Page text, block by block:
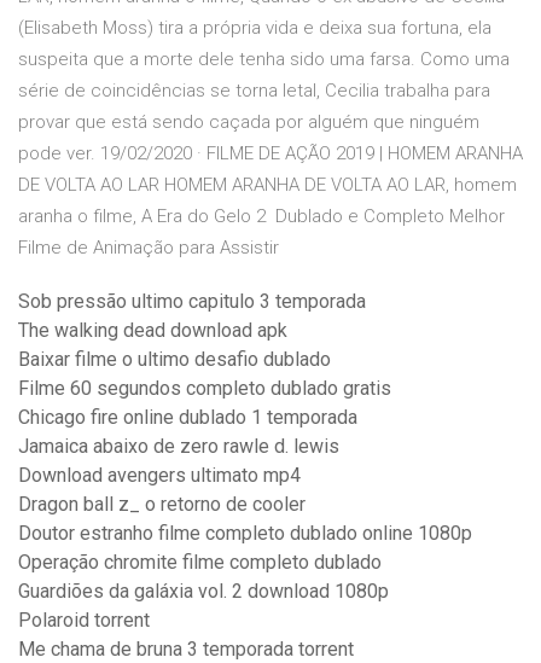
(Elisabeth Moss) tira a própria vida e deixa sua fortuna, ela
suspeita que a morte dele tenha sido uma farsa. Como uma
série de coincidências se torna letal, Cecilia trabalha para
provar que está sendo caçada por alguém que ninguém
pode ver. 19/02/2020 · FILME DE AÇÃO 2019 | HOMEM ARANHA
DE VOLTA AO LAR HOMEM ARANHA DE VOLTA AO LAR, homem
aranha o filme, A Era do Gelo 2 ️ Dublado e Completo Melhor
Filme de Animação para Assistir
Sob pressão ultimo capitulo 3 temporada
The walking dead download apk
Baixar filme o ultimo desafio dublado
Filme 60 segundos completo dublado gratis
Chicago fire online dublado 1 temporada
Jamaica abaixo de zero rawle d. lewis
Download avengers ultimato mp4
Dragon ball z_ o retorno de cooler
Doutor estranho filme completo dublado online 1080p
Operação chromite filme completo dublado
Guardiões da galáxia vol. 2 download 1080p
Polaroid torrent
Me chama de bruna 3 temporada torrent